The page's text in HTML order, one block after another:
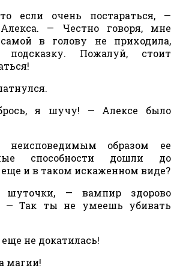
если очень постараться, —
— Честно говоря, мне
в голову не приходила,
подсказку. Пожалуй, стоит
я шучу! — Алексе было
образом ее
способности дошли до
и в таком искаженном виде?
— вампир здорово
— Так ты не умеешь убивать
не докатилась!
магии!